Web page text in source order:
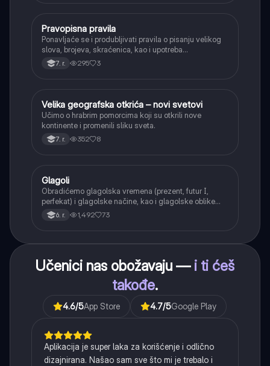
Srpski jezik
Pravopisna pravila
Ponavljaće se i produbljivati pravila o pisanju velikog
slova, brojeva, skraćenica, kao i upotreba
interpunkcije, sa posebnim fokusom na zarez u
složenoj rečenici.
7. r. 295 3
Istorija
Velika geografska otkrića – novi svetovi
Učimo o hrabrim pomorcima koji su otkrili nove
kontinente i promenili sliku sveta.
7. r. 352 8
Srpski jezik
Glagoli
Obradićemo glagolska vremena (prezent, futur I,
perfekat) i glagolske načine, kao i glagolske oblike
(infinitiv, glagolski pridevi i prilozi) i glagolski vid
(svršeni i nesvršeni).
6. r. 1,492 73
Učenici nas obožavaju — i ti ćeš
takođe.
4.6/5App Store 4.7/5Google Play
Aplikacija je super laka za korišćenje i odlično
dizajnirana. Našao sam sve što mi je trebalo i